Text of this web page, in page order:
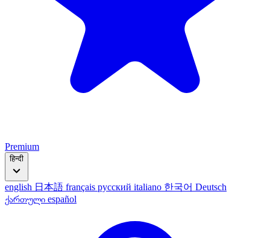
Premium
हिन्दी
english 日本語 français русский italiano 한국어 Deutsch
ქართული español